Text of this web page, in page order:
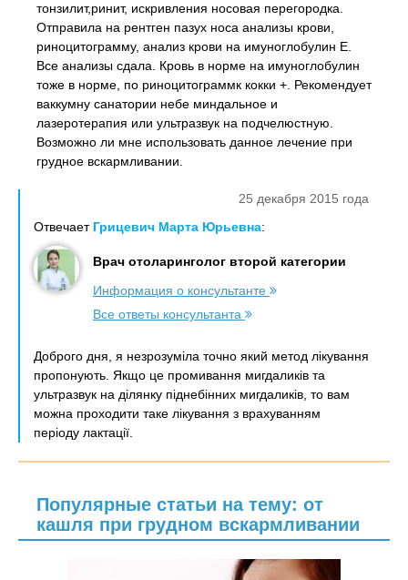
тонзилит,ринит, искривления носовая перегородка.
Отправила на рентген пазух носа анализы крови,
риноцитограмму, анализ крови на имуноглобулин Е.
Все анализы сдала. Кровь в норме на имуноглобулин
тоже в норме, по риноцитограммк кокки +. Рекомендует
ваккумну санатории небе миндальное и
лазеротерапия или ультразвук на подчелюстную.
Возможно ли мне использовать данное лечение при
грудное вскармливании.
25 декабря 2015 года
Отвечает Грицевич Марта Юрьевна:
Врач отоларинголог второй категории
Информация о консультанте
Все ответы консультанта
Доброго дня, я незрозуміла точно який метод лікування
пропонують. Якщо це промивання мигдаликів та
ультразвук на ділянку піднебінних мигдаликів, то вам
можна проходити таке лікування з врахуванням
періоду лактації.
Популярные статьи на тему: от
кашля при грудном вскармливании